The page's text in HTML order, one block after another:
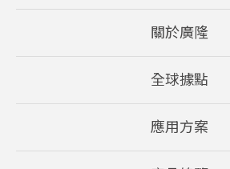
關於廣隆
全球據點
應用方案